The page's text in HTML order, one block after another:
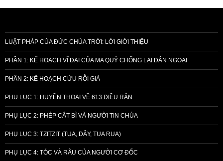
LUẬT PHÁP CỦA ĐỨC CHÚA TRỜI: LỜI GIỚI THIỆU
PHẦN 1: KẾ HOẠCH VĨ ĐẠI CỦA MA QUỶ CHỐNG LẠI DÂN NGOẠI
PHẦN 2: KẾ HOẠCH CỨU RỖI GIẢ
PHỤ LỤC 1: HUYỀN THOẠI VỀ 613 ĐIỀU RĂN
PHỤ LỤC 2: PHÉP CẮT BÌ VÀ NGƯỜI TIN CHÚA
PHỤ LỤC 3: TZITZIT (TUA, DÂY, TUA RUA)
PHỤ LỤC 4: TÓC VÀ RÂU CỦA NGƯỜI CƠ ĐỐC